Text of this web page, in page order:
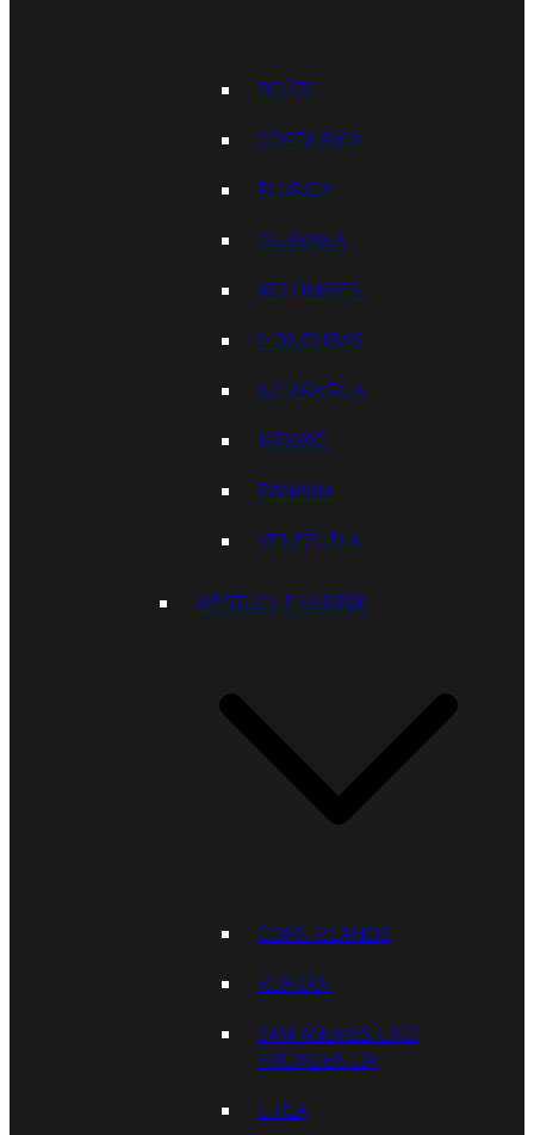
BELIZE
COSTA RICA
FLORIDA
GUAYANA
KOLUMBIEN
HONDURAS
NICARAGUA
MEXIKO
PANAMA
VENEZUELA
WESTLICHE KARIBIK
CORN ISLANDS
ROATAN
SAN ANDRES UND
PROVIDENCIA
UTILA